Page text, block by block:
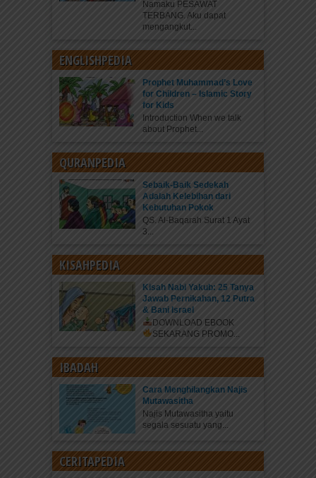
Namaku PESAWAT
TERBANG. Aku dapat
mengangkut...
ENGLISHPEDIA
Prophet Muhammad’s Love
for Children – Islamic Story
for Kids
Introduction When we talk
about Prophet...
QURANPEDIA
Sebaik-Baik Sedekah
Adalah Kelebihan dari
Kebutuhan Pokok
QS. Al-Baqarah Surat 1 Ayat
3...
KISAHPEDIA
Kisah Nabi Yakub: 25 Tanya
Jawab Pernikahan, 12 Putra
& Bani Israel
DOWNLOAD EBOOK
SEKARANG PROMO...
IBADAH
Cara Menghilangkan Najis
Mutawasitha
Najis Mutawasitha yaitu
segala sesuatu yang...
CERITAPEDIA